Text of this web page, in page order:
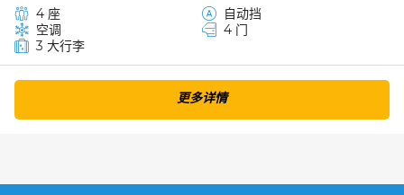
4 座
自动挡
空调
4 门
3 大行李
更多详情